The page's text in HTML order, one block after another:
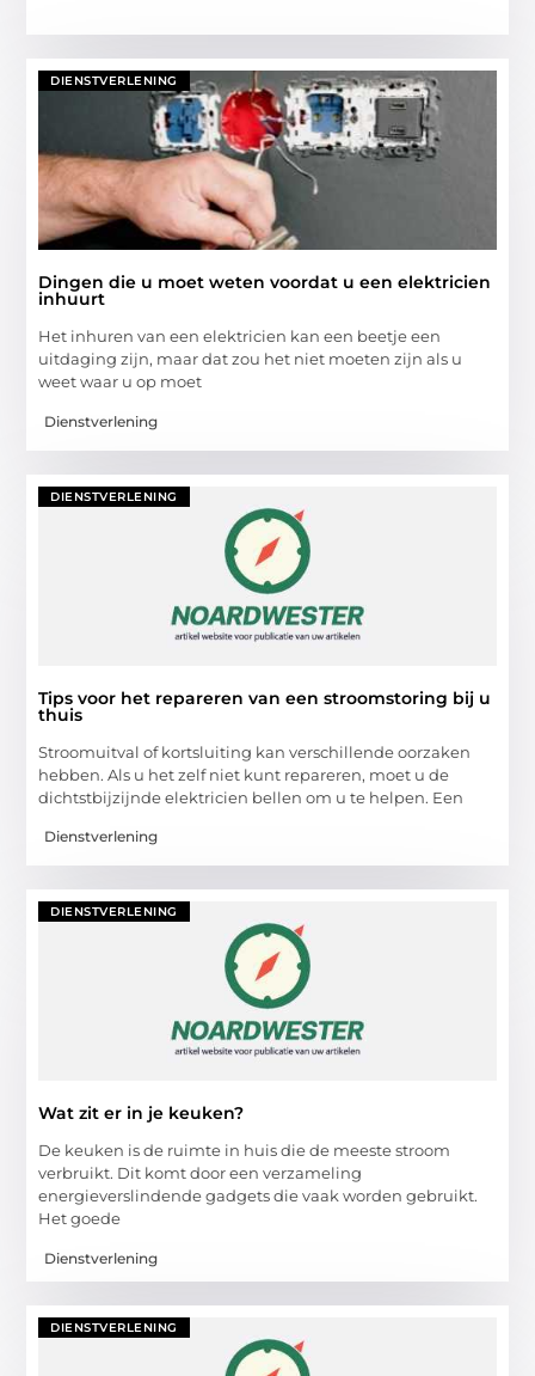
DIENSTVERLENING
Dingen die u moet weten voordat u een elektricien
inhuurt
Het inhuren van een elektricien kan een beetje een
uitdaging zijn, maar dat zou het niet moeten zijn als u
weet waar u op moet
Dienstverlening
DIENSTVERLENING
Tips voor het repareren van een stroomstoring bij u
thuis
Stroomuitval of kortsluiting kan verschillende oorzaken
hebben. Als u het zelf niet kunt repareren, moet u de
dichtstbijzijnde elektricien bellen om u te helpen. Een
Dienstverlening
DIENSTVERLENING
Wat zit er in je keuken?
De keuken is de ruimte in huis die de meeste stroom
verbruikt. Dit komt door een verzameling
energieverslindende gadgets die vaak worden gebruikt.
Het goede
Dienstverlening
DIENSTVERLENING